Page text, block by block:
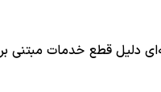
دلیل قطع خدمات مبتنی بر